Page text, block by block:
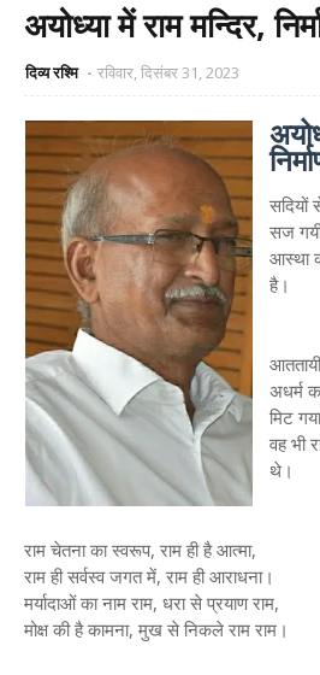
अयोध्या में राम मन्दिर,
दिव्य रश्मि रविवार, दिसंबर 31, 2023
सदियों
सज
आस्था
है।
अधर्म
मिट
वह भी
थे।
राम चेतना का स्वरूप, राम ही है आत्मा,
राम ही सर्वस्व जगत में, राम ही आराधना।
मर्यादाओं का नाम राम, धरा से प्रयाण राम,
मोक्ष की है कामना, मुख से निकले राम राम।